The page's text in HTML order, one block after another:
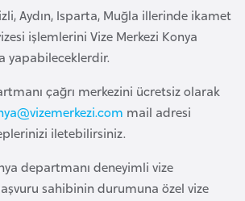
Aydın, Isparta, Muğla illerinde ikamet
işlemlerini Vize Merkezi Konya
yapabileceklerdir.
çağrı merkezini ücretsiz olarak
mail adresi
iletebilirsiniz.
departmanı deneyimli vize
sahibinin durumuna özel vize